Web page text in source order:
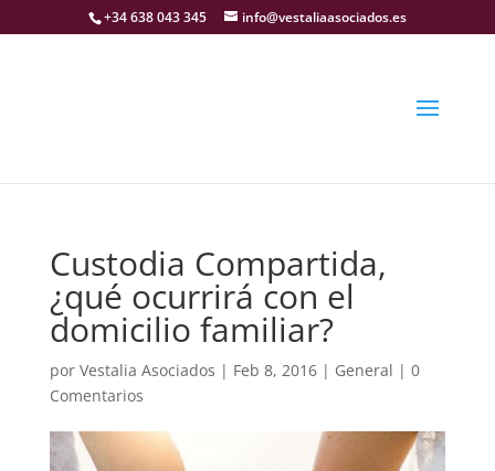
+34 638 043 345 info@vestaliaasociados.es
Custodia Compartida,
¿qué ocurrirá con el
domicilio familiar?
por Vestalia Asociados | Feb 8, 2016| General | 0
Comentarios